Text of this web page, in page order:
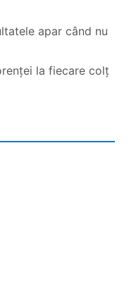
apar când nu
la fiecare colț